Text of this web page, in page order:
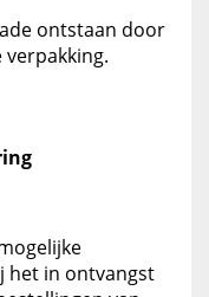
ontstaan door
het in ontvangst